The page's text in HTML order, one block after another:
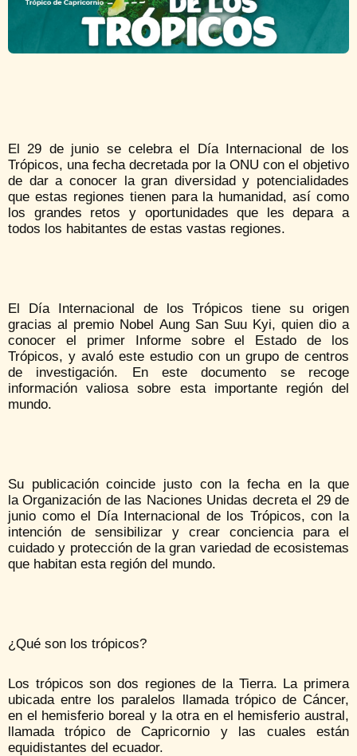
El 29 de junio se celebra el Día Internacional de los
Trópicos, una fecha decretada por la ONU con el objetivo
de dar a conocer la gran diversidad y potencialidades
que estas regiones tienen para la humanidad, así como
los grandes retos y oportunidades que les depara a
todos los habitantes de estas vastas regiones.
El Día Internacional de los Trópicos tiene su origen
gracias al premio Nobel Aung San Suu Kyi, quien dio a
conocer el primer Informe sobre el Estado de los
Trópicos, y avaló este estudio con un grupo de centros
de investigación. En este documento se recoge
información valiosa sobre esta importante región del
mundo.
Su publicación coincide justo con la fecha en la que
la Organización de las Naciones Unidas decreta el 29 de
junio como el Día Internacional de los Trópicos, con la
intención de sensibilizar y crear conciencia para el
cuidado y protección de la gran variedad de ecosistemas
que habitan esta región del mundo.
¿Qué son los trópicos?
Los trópicos son dos regiones de la Tierra. La primera
ubicada entre los paralelos llamada trópico de Cáncer,
en el hemisferio boreal y la otra en el hemisferio austral,
llamada trópico de Capricornio y las cuales están
equidistantes del ecuador.